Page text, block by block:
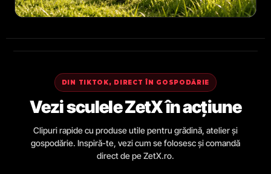
DIN TIKTOK, DIRECT ÎN GOSPODĂRIE
Vezi sculele ZetX în acțiune
Clipuri rapide cu produse utile pentru grădină, atelier și
gospodărie. Inspiră-te, vezi cum se folosesc și comandă
direct de pe ZetX.ro.